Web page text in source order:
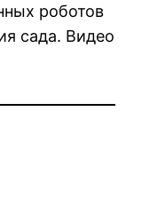
роботов
сада. Видео